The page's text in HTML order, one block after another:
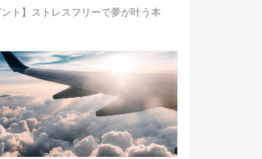
ント】ストレスフリーで夢が叶う本